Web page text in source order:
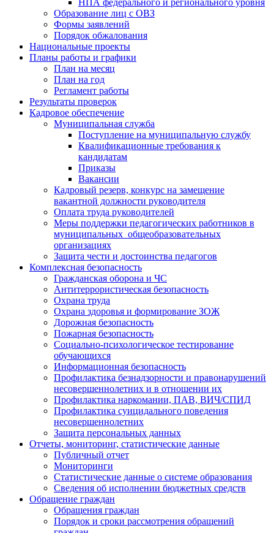
НПА федерального и регионального уровня
Образование лиц с ОВЗ
Формы заявлений
Порядок обжалования
Национальные проекты
Планы работы и графики
План на месяц
План на год
Регламент работы
Результаты проверок
Кадровое обеспечение
Муниципальная служба
Поступление на муниципальную службу
Квалификационные требования к
кандидатам
Приказы
Вакансии
Кадровый резерв, конкурс на замещение
вакантной должности руководителя
Оплата труда руководителей
Меры поддержки педагогических работников в
муниципальных общеобразовательных
организациях
Защита чести и достоинства педагогов
Комплексная безопасность
Гражданская оборона и ЧС
Антитеррористическая безопасность
Охрана труда
Охрана здоровья и формирование ЗОЖ
Дорожная безопасность
Пожарная безопасность
Социально-психологическое тестирование
обучающихся
Информационная безопасность
Профилактика безнадзорности и правонарушений
несовершеннолетних и в отношении их
Профилактика наркомании, ПАВ, ВИЧ/СПИД
Профилактика суицидального поведения
несовершеннолетних
Защита персональных данных
Отчеты, мониторинг, статистические данные
Публичный отчет
Мониторинги
Статистические данные о системе образования
Сведения об исполнении бюджетных средств
Обращение граждан
Обращения граждан
Порядок и сроки рассмотрения обращений